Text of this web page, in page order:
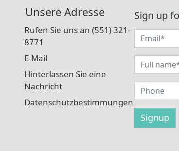
Unsere Adresse
Rufen Sie uns an (551) 321-
8771
E-Mail
Hinterlassen Sie eine
Nachricht
Datenschutzbestimmungen
Sign up